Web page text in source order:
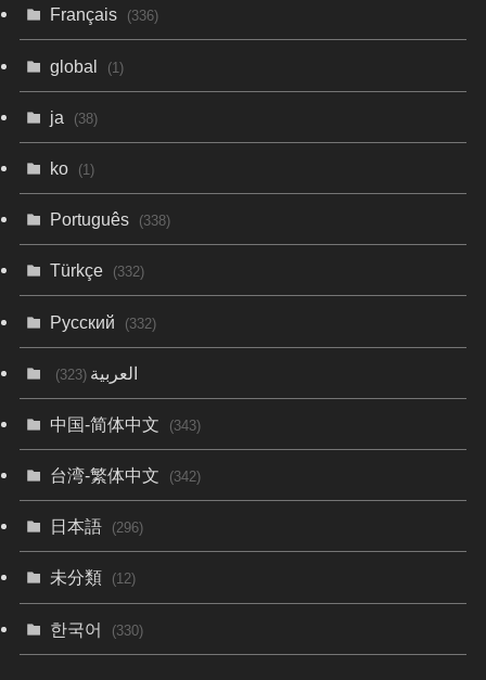
Français (336)
global (1)
ja (38)
ko (1)
Português (338)
Türkçe (332)
Русский (332)
العربية(323)
中国-简体中文 (343)
台湾-繁体中文 (342)
日本語 (296)
未分類 (12)
한국어 (330)